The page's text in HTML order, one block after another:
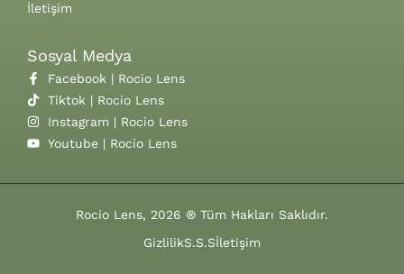
İletişim
Sosyal Medya
Facebook | Rocio Lens
Tiktok | Rocio Lens
Instagram | Rocio Lens
Youtube | Rocio Lens
Rocio Lens, 2026 ® Tüm Hakları Saklıdır.
GizlilikS.S.Sİletişim